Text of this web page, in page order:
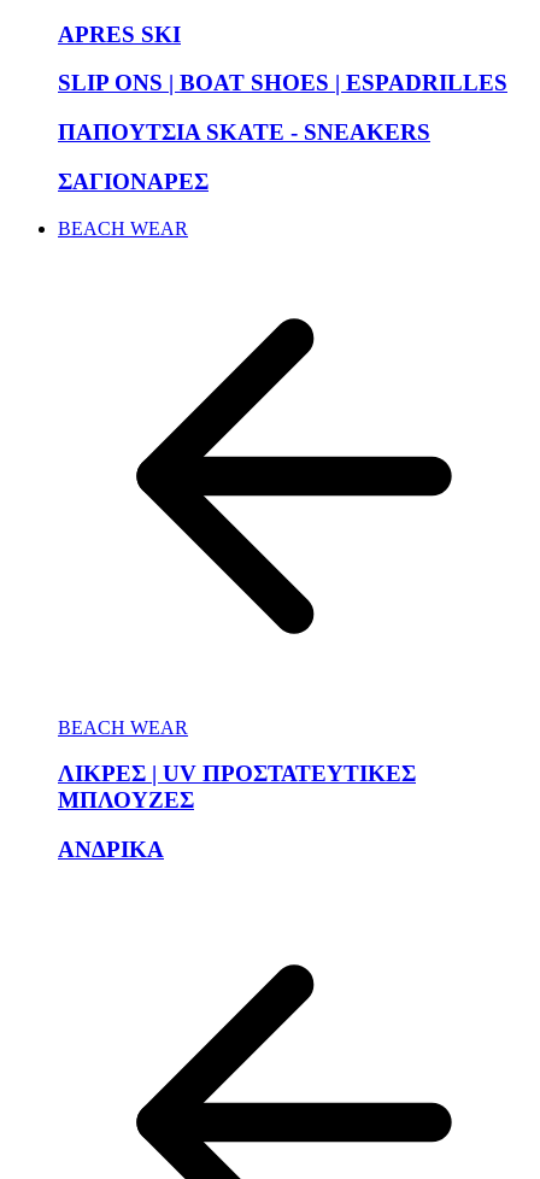
APRES SKI
SLIP ONS | BOAT SHOES | ESPADRILLES
ΠΑΠΟΥΤΣΙΑ SKATE - SNEAKERS
ΣΑΓΙΟΝΑΡΕΣ
BEACH WEAR
BEACH WEAR
ΛΙΚΡΕΣ | UV ΠΡΟΣΤΑΤΕΥΤΙΚΕΣ
ΜΠΛΟΥΖΕΣ
ΑΝΔΡΙΚΑ